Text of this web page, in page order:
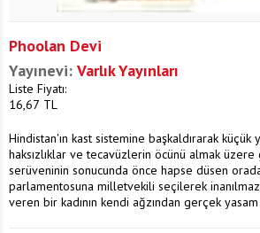
Phoolan Devi
Yayınevi: Varlık Yayınları
Liste Fiyatı:
16,67 TL
Hindistan'ın kast sistemine başkaldırarak küçük
haksızlıklar ve tecavüzlerin öcünü almak üzere
serüveninin sonucunda önce hapse düsen
parlamentosuna milletvekili seçilerek
veren bir kadının kendi ağzından gerçek